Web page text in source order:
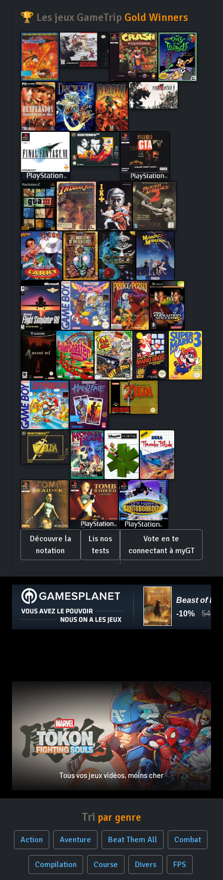
🏆 Les jeux GameTrip Gold Winners
Découvre la
notation
Lis nos
tests
Vote en te
connectant à myGT
Tous vos jeux vidéos, moins cher
Tri par genre
Action Aventure Beat Them All Combat
Compilation Course Divers FPS